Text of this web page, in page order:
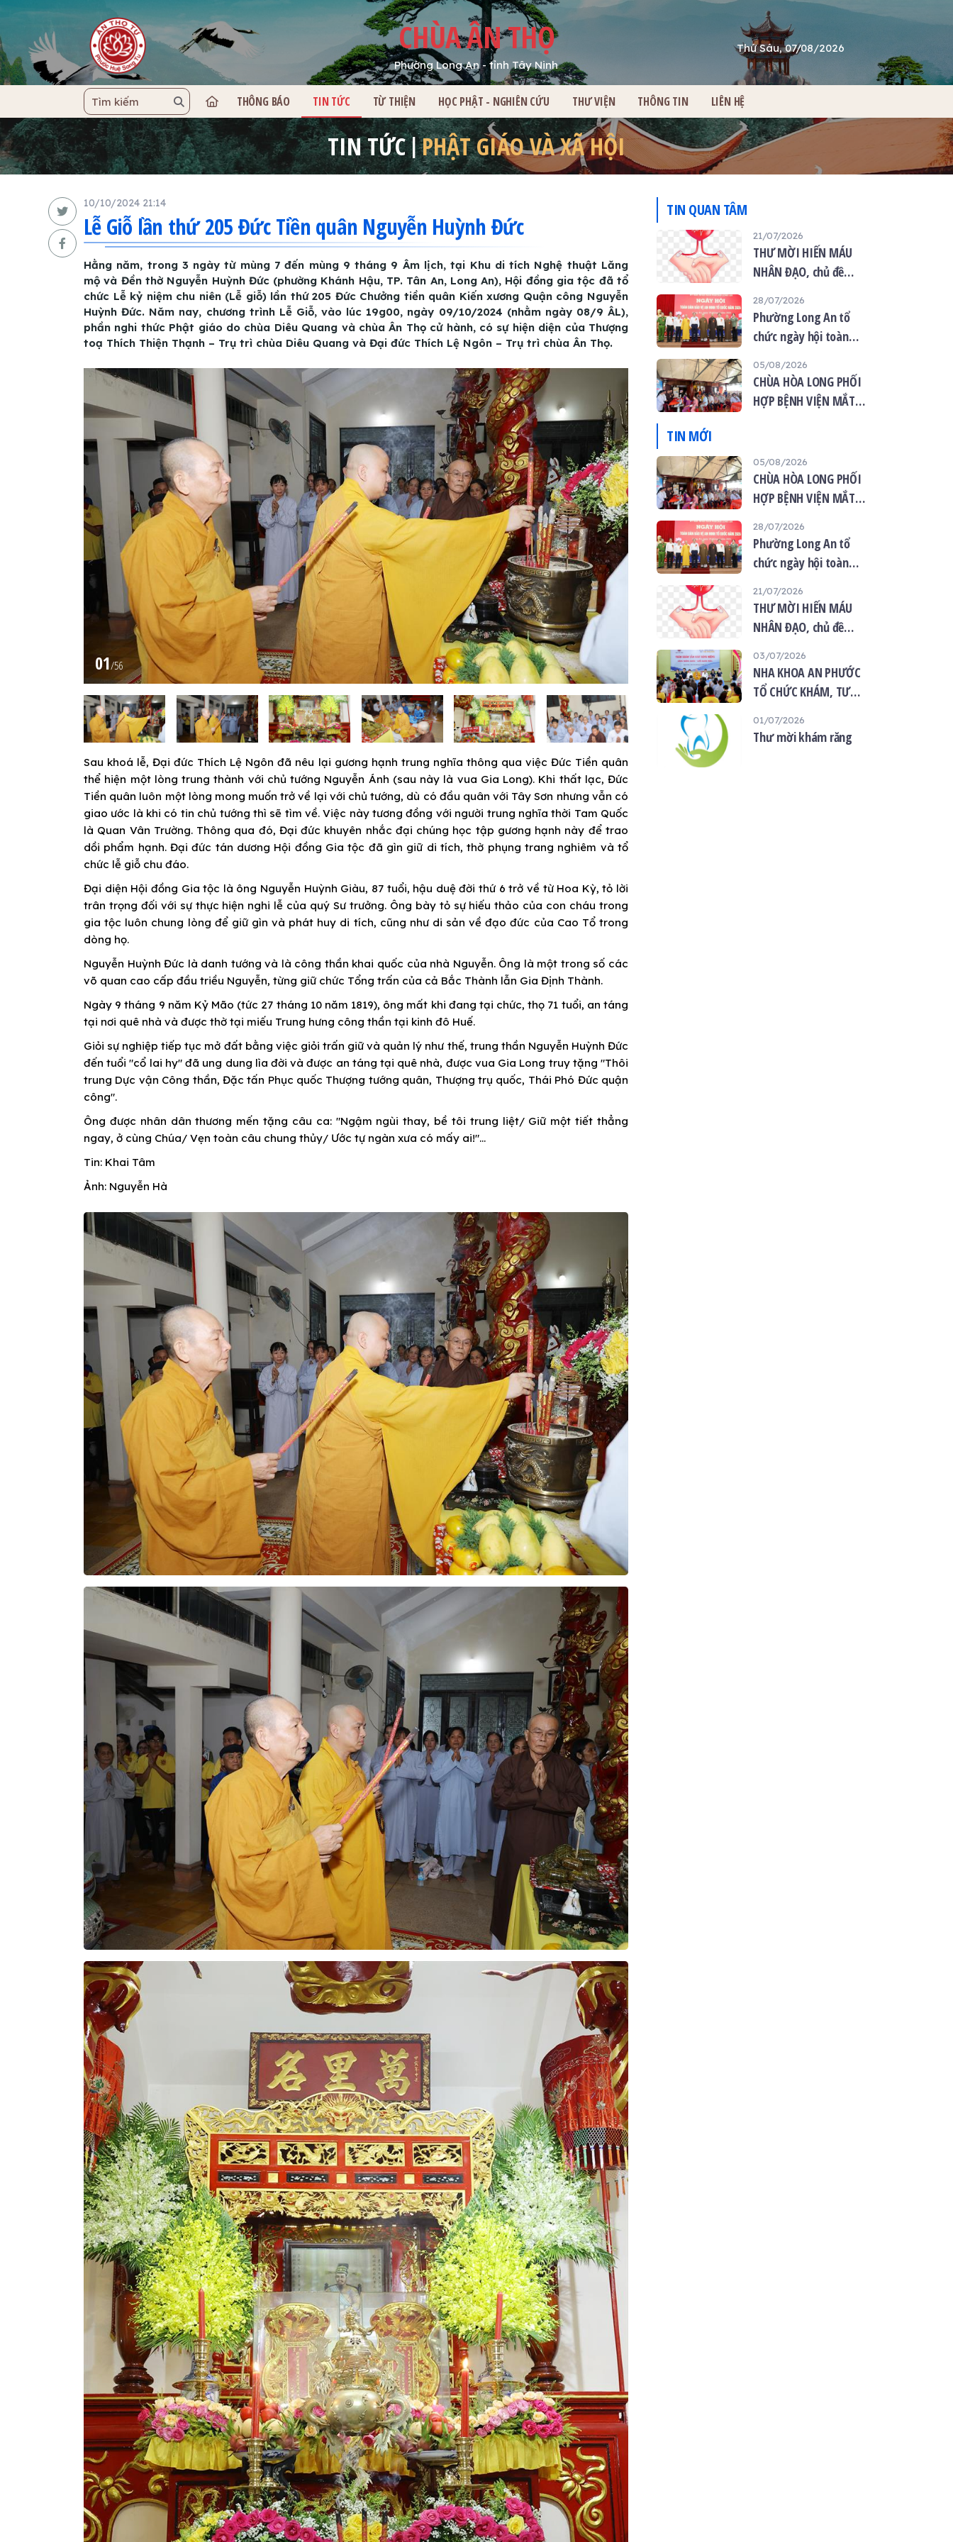
CHÙA ÂN THỌ
Phường Long An - tỉnh Tây Ninh
Thứ Sáu, 07/08/2026
TRANG CHỦ
THÔNG BÁO TIN TỨC TỪ THIỆN HỌC PHẬT - NGHIÊN CỨU THƯ VIỆN THÔNG TIN LIÊN HỆ
TIN TỨC PHẬT GIÁO VÀ XÃ HỘI
10/10/2024 21:14
Lễ Giỗ lần thứ 205 Đức Tiền quân Nguyễn Huỳnh Đức
Hằng năm, trong 3 ngày từ mùng 7 đến mùng 9 tháng 9 Âm lịch, tại Khu di tích Nghệ thuật Lăng
mộ và Đền thờ Nguyễn Huỳnh Đức (phường Khánh Hậu, TP. Tân An, Long An), Hội đồng gia tộc đã tổ
chức Lễ kỷ niệm chu niên (Lễ giỗ) lần thứ 205 Đức Chưởng tiền quân Kiến xương Quận công Nguyễn
Huỳnh Đức. Năm nay, chương trình Lễ Giỗ, vào lúc 19g00, ngày 09/10/2024 (nhằm ngày 08/9 ÂL),
phần nghi thức Phật giáo do chùa Diêu Quang và chùa Ân Thọ cử hành, có sự hiện diện của Thượng
toạ Thích Thiện Thạnh – Trụ trì chùa Diêu Quang và Đại đức Thích Lệ Ngôn – Trụ trì chùa Ân Thọ.
01/56
Sau khoá lễ, Đại đức Thích Lệ Ngôn đã nêu lại gương hạnh trung nghĩa thông qua việc Đức Tiền quân
thể hiện một lòng trung thành với chủ tướng Nguyễn Ánh (sau này là vua Gia Long). Khi thất lạc, Đức
Tiền quân luôn một lòng mong muốn trở về lại với chủ tướng, dù có đầu quân với Tây Sơn nhưng vẫn có
giao ước là khi có tin chủ tướng thì sẽ tìm về. Việc này tương đồng với người trung nghĩa thời Tam Quốc
là Quan Vân Trường. Thông qua đó, Đại đức khuyên nhắc đại chúng học tập gương hạnh này để trao
dồi phẩm hạnh. Đại đức tán dương Hội đồng Gia tộc đã gìn giữ di tích, thờ phụng trang nghiêm và tổ
chức lễ giỗ chu đáo.
Đại diện Hội đồng Gia tộc là ông Nguyễn Huỳnh Giàu, 87 tuổi, hậu duệ đời thứ 6 trở về từ Hoa Kỳ, tỏ lời
trân trọng đối với sự thực hiện nghi lễ của quý Sư trưởng. Ông bày tỏ sự hiếu thảo của con cháu trong
gia tộc luôn chung lòng để giữ gìn và phát huy di tích, cũng như di sản về đạo đức của Cao Tổ trong
dòng họ.
Nguyễn Huỳnh Đức là danh tướng và là công thần khai quốc của nhà Nguyễn. Ông là một trong số các
võ quan cao cấp đầu triều Nguyễn, từng giữ chức Tổng trấn của cả Bắc Thành lẫn Gia Định Thành.
Ngày 9 tháng 9 năm Kỷ Mão (tức 27 tháng 10 năm 1819), ông mất khi đang tại chức, thọ 71 tuổi, an táng
tại nơi quê nhà và được thờ tại miếu Trung hưng công thần tại kinh đô Huế.
Giỏi sự nghiệp tiếp tục mở đất bằng việc giỏi trấn giữ và quản lý như thế, trung thần Nguyễn Huỳnh Đức
đến tuổi "cổ lai hy" đã ung dung lìa đời và được an táng tại quê nhà, được vua Gia Long truy tặng "Thôi
trung Dực vận Công thần, Đặc tấn Phục quốc Thượng tướng quân, Thượng trụ quốc, Thái Phó Đức quận
công".
Ông được nhân dân thương mến tặng câu ca: "Ngậm ngùi thay, bề tôi trung liệt/ Giữ một tiết thẳng
ngay, ở cùng Chúa/ Vẹn toàn câu chung thủy/ Ước tự ngàn xưa có mấy ai!"...
Tin: Khai Tâm
Ảnh: Nguyễn Hà
TIN QUAN TÂM
21/07/2026
THƯ MỜI HIẾN MÁU
NHÂN ĐẠO, chủ đề
mùa Vu lan”
28/07/2026
Phường Long An tổ
chức ngày hội toàn
quốc năm 2026
05/08/2026
CHÙA HÒA LONG PHỐI
HỢP BỆNH VIỆN MẮT
NGƯỜI DÂN
TIN MỚI
05/08/2026
CHÙA HÒA LONG PHỐI
HỢP BỆNH VIỆN MẮT
MẮT MIỄN PHÍ CHO 120
NGƯỜI DÂN
28/07/2026
Phường Long An tổ
chức ngày hội toàn
quốc năm 2026
21/07/2026
THƯ MỜI HIẾN MÁU
NHÂN ĐẠO, chủ đề
mùa Vu lan”
03/07/2026
NHA KHOA AN PHƯỚC
TỔ CHỨC KHÁM, TƯ
MIỆNG MIỄN PHÍ TẠI
01/07/2026
Thư mời khám răng